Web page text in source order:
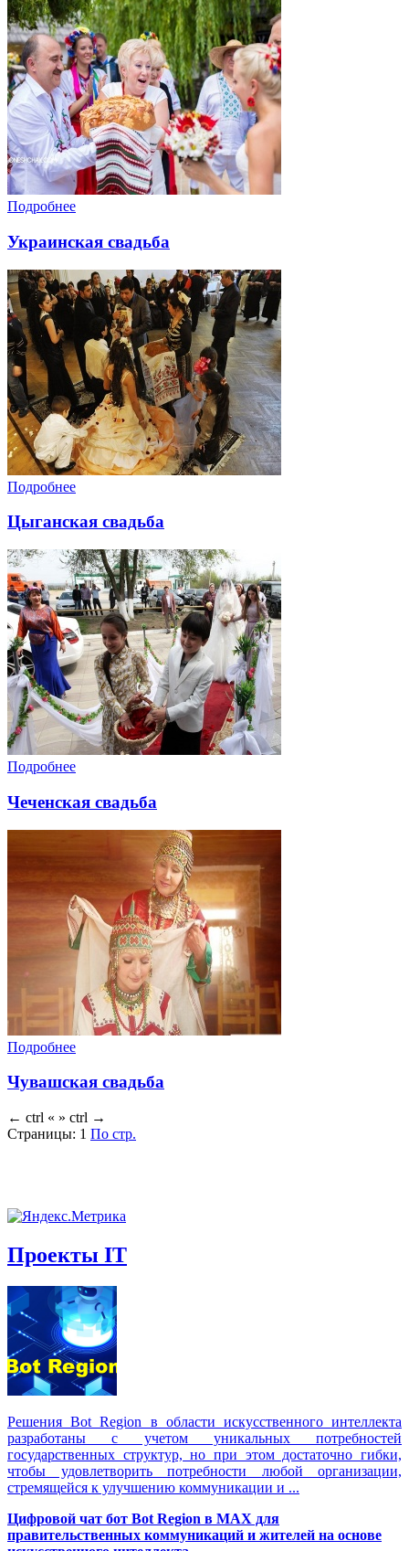
Подробнее
Украинская свадьба
Подробнее
Цыганская свадьба
Подробнее
Чеченская свадьба
Подробнее
Чувашская свадьба
← ctrl « » ctrl →
Страницы: 1 По стр.
Проекты IT
Решения Вot Region в области искусственного интеллекта
разработаны с учетом уникальных потребностей
государственных структур, но при этом достаточно гибки,
чтобы удовлетворить потребности любой организации,
стремящейся к улучшению коммуникации и ...
Цифровой чат бот Вot Region в MAX для
правительственных коммуникаций и жителей на основе